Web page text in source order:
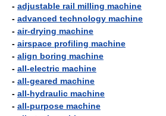
- adjustable rail milling machine
- advanced technology machine
- air-drying machine
- airspace profiling machine
- align boring machine
- all-electric machine
- all-geared machine
- all-hydraulic machine
- all-purpose machine